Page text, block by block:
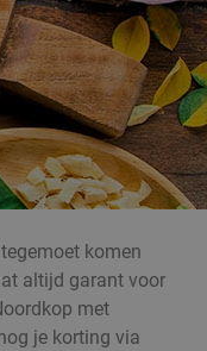
komen
altijd garant voor
met
je korting via